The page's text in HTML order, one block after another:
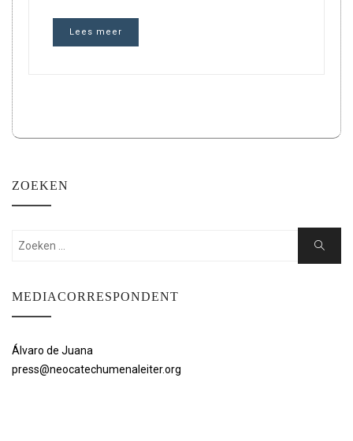
Lees meer
ZOEKEN
Zoeken:
Zoeken
MEDIACORRESPONDENT
Álvaro de Juana
press@neocatechumenaleiter.org